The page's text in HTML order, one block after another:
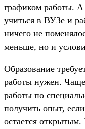
графиком работы. А
учиться в ВУЗе и
ничего не
меньше, но и
Образование
работы нужен.
работы по
получить опыт,
остается открытым.